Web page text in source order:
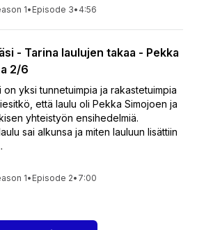
1• Episode 3• 4:56
- Tarina laulujen takaa - Pekka
2/6
yksi tunnetuimpia ja rakastetuimpia
että laulu oli Pekka Simojoen ja
yhteistyön ensihedelmiä.
sai alkunsa ja miten lauluun lisättiin
1• Episode 2• 7:00